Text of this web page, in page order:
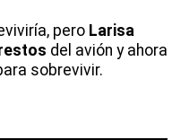
pero Larisa
del avión y ahora
sobrevivir.